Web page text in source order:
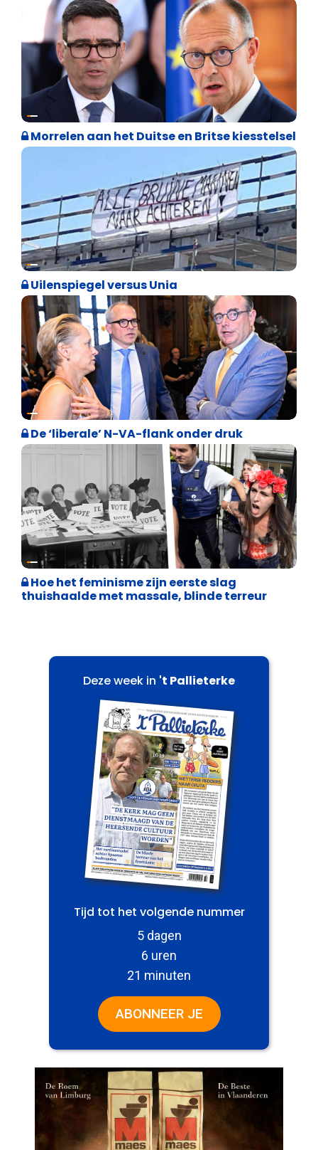
Internationale politiek
Morrelen aan het Duitse en Britse kiesstelsel
Cultuuroorlog
Uilenspiegel versus Unia
Binnenland politiek
De ‘liberale’ N-VA-flank onder druk
Cultuuroorlog
Hoe het feminisme zijn eerste slag
thuishaalde met massale, blinde terreur
Deze week in 't Pallieterke
Tijd tot het volgende nummer
5 dagen
6 uren
21 minuten
ABONNEER JE